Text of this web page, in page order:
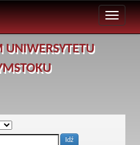
UNIWERSYTETU